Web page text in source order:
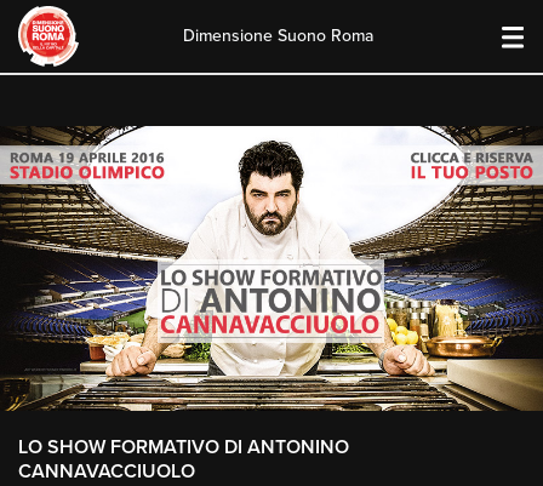
content
Dimensione Suono Roma
LO SHOW FORMATIVO DI ANTONINO
CANNAVACCIUOLO